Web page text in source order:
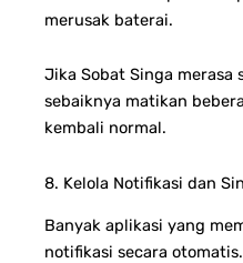
merusak baterai.
Jika Sobat Singa merasa
sebaiknya matikan
kembali normal.
8. Kelola Notifikasi dan
Banyak aplikasi yang
notifikasi secara